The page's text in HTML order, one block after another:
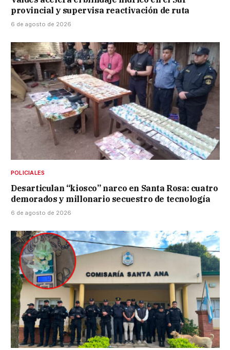
provincial y supervisa reactivación de ruta
6 de agosto de 2026
POLICIALES
Desarticulan “kiosco” narco en Santa Rosa: cuatro
demorados y millonario secuestro de tecnología
6 de agosto de 2026